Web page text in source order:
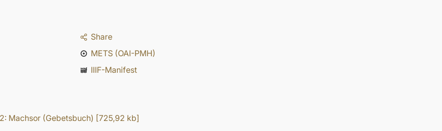
Share
METS (OAI-PMH)
IIIF-Manifest
Machsor (Gebetsbuch) [725,92 kb]